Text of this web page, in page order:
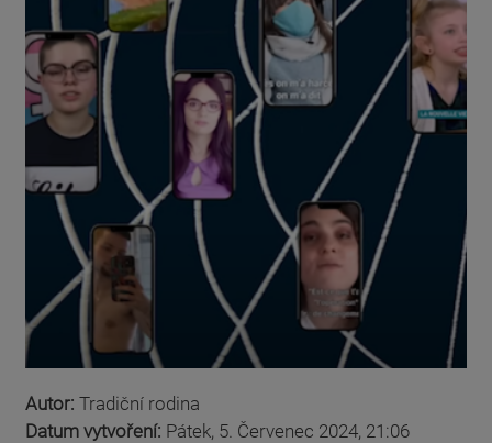
Autor: Tradiční rodina
Datum vytvoření: Pátek, 5. Červenec 2024, 21:06